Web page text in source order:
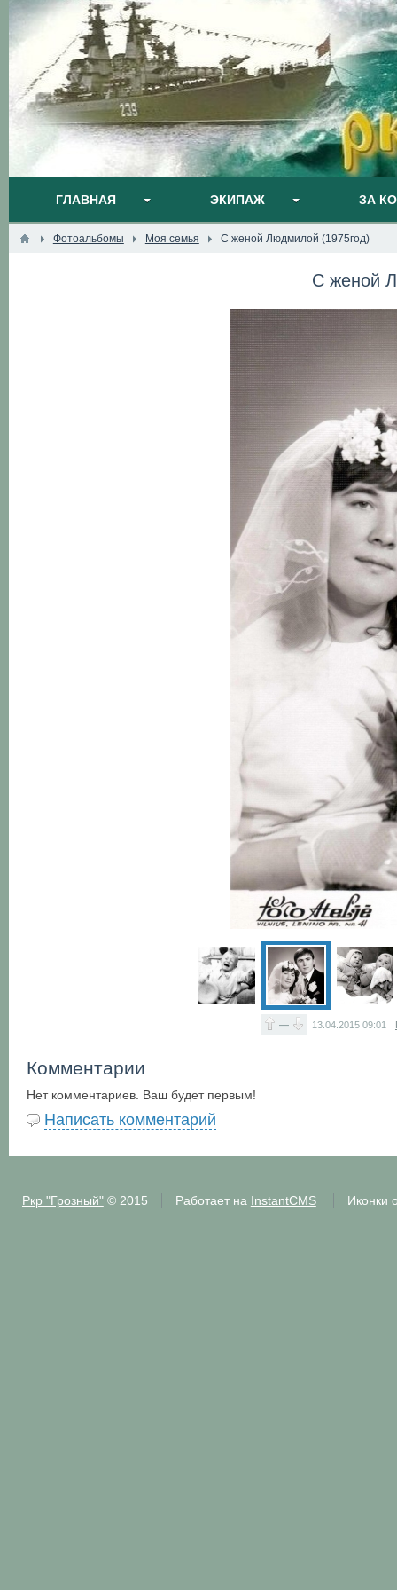
ГЛАВНАЯ ЭКИПАЖ ЗА
Фотоальбомы Моя семья С женой Людмилой (1975год)
С женой
— 13.04.2015 09:01
Комментарии
Нет комментариев. Ваш будет первым!
Написать комментарий
Ркр "Грозный"© 2015 Работает на InstantCMS Иконки